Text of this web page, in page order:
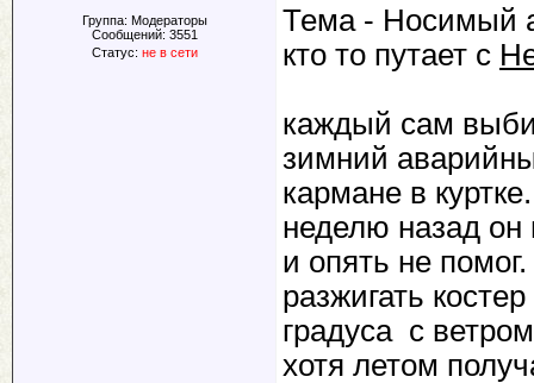
Группа: Модераторы
Сообщений: 3551
Статус: не в сети
Тема - Носимый
кто то путает с
каждый сам
зимний
кармане в куртке.
неделю назад он
и опять не помог.
разжигать
градуса с
хотя летом